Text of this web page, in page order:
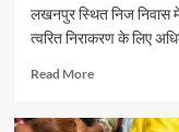
लखनपुर स्थित निज निवास
त्वरित निराकरण के लिए
Read MoreRead